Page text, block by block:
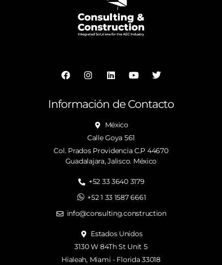
Información de Contacto
México
Calle Goya 561
Col. Prados Providencia C.P 44670
Guadalajara, Jalisco. México
+52 33 3640 3179
+52 1 33 1587 6661
info@consulting.construction
Estados Unidos
3130 W 84Th St Unit 5
Hialeah, Miami - Florida 33018